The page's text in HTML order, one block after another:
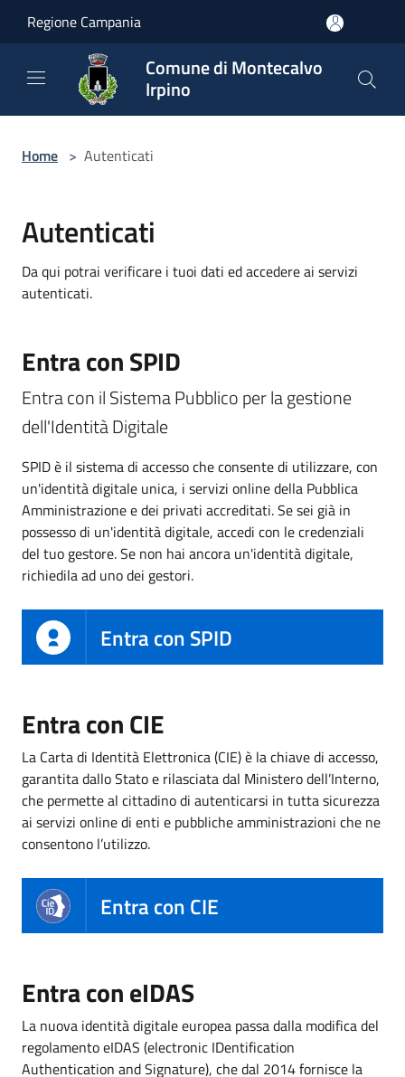
Regione Campania
Comune di Montecalvo
Irpino
Home > Autenticati
Autenticati
Da qui potrai verificare i tuoi dati ed accedere ai servizi
autenticati.
Entra con SPID
Entra con il Sistema Pubblico per la gestione
dell'Identità Digitale
SPID è il sistema di accesso che consente di utilizzare, con
un'identità digitale unica, i servizi online della Pubblica
Amministrazione e dei privati accreditati. Se sei già in
possesso di un'identità digitale, accedi con le credenziali
del tuo gestore. Se non hai ancora un'identità digitale,
richiedila ad uno dei gestori.
Entra con SPID
Entra con CIE
La Carta di Identità Elettronica (CIE) è la chiave di accesso,
garantita dallo Stato e rilasciata dal Ministero dell’Interno,
che permette al cittadino di autenticarsi in tutta sicurezza
ai servizi online di enti e pubbliche amministrazioni che ne
consentono l’utilizzo.
Entra con CIE
Entra con eIDAS
La nuova identità digitale europea passa dalla modifica del
regolamento eIDAS (electronic IDentification
Authentication and Signature), che dal 2014 fornisce la